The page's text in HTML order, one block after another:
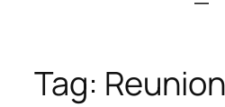
Tag: Reunion